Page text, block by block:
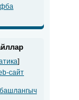
]
сайт